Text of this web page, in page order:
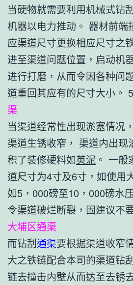
当硬物就需要利用机械式钻
机器以电力推动。 器材前端
应渠道尺寸更换相应尺寸之
进至渠道问题位置，启动机
进行打磨，从而令因各种问
道重回其应有的尺寸大小。
渠
当渠道经常性出现淤塞情况
渠道生锈收窄， 渠道内出现
积了装修硬料如英泥 。 一
道尺寸为4寸及6寸，如使用
如5，000磅至10，000磅水
令渠道破烂断裂，固建议不
大埔区通渠
而钻刮通渠要根据渠道收窄
大之铁链配合本司的渠道钻
链去撞击内壁从而达至去锈